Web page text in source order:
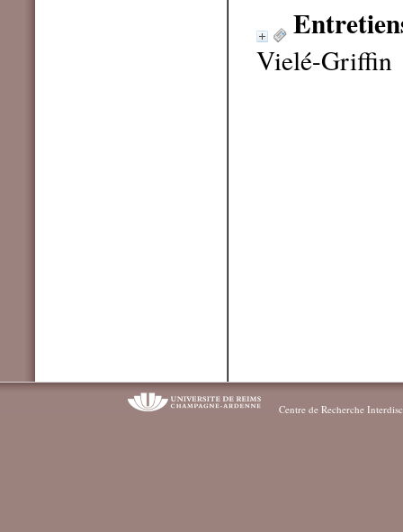
Vielé-Griffin
Centre de Recherche